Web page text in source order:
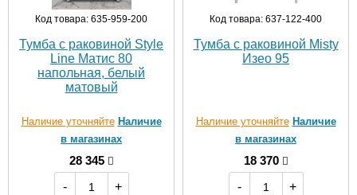
Код товара: 635-959-200
Тумба с раковиной Style
Line Матис 80
напольная, белый
матовый
Наличие уточняйте Наличие
в магазинах
28 345
-
+
Код товара: 637-122-400
Тумба с раковиной Misty
Изео 95
Наличие уточняйте Наличие
в магазинах
18 370
-
+